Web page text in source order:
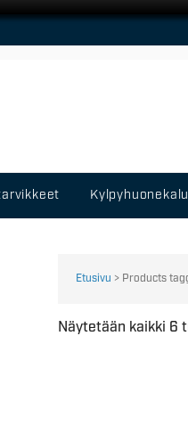
Etusivu > Products
Näytetään kaikki 6